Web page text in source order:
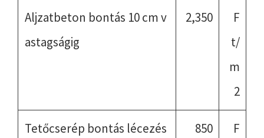
Aljzatbeton bontás 10 cm v
astagságig
2,350
F
t/
m
2
Tetőcserép bontás lécezés
850
F